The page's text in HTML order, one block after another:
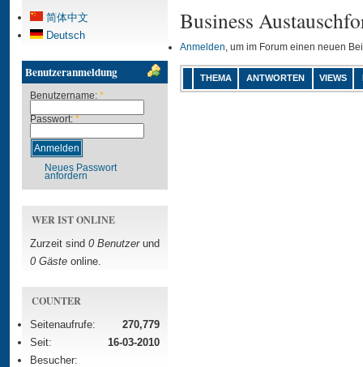
简体中文
Deutsch
Benutzeranmeldung
Benutzername: *
Passwort: *
Neues Passwort
anfordern
WER IST ONLINE
Zurzeit sind 0 Benutzerund
0 Gäste online.
COUNTER
Seitenaufrufe:
270,779
Seit:
16-03-2010
Besucher:
Business
Anmelden, um im Forum einen neuen
THEMA ANTWORTEN VIEWS